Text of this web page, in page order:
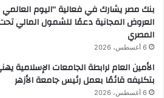
بنك مصر يشارك في فعالية “اليوم
العروض المجانية دعمًا للشمول المالي تحت
المصري
6 أغسطس، 2026
الأمين العام لرابطة الجامعات الإسلامية
بتكليفه قائمًا بعمل رئيس جامعة الأزهر
6 أغسطس، 2026